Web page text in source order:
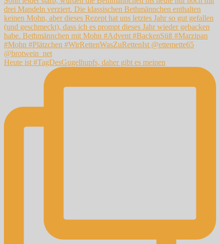
Heute ist #TagDesGugelhupfs, daher gibt es meinen